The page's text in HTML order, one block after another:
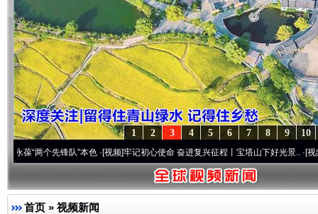
10
9
8
7
6
5
4
3
2
1
先锋队”本色·[视频]牢记初心使命 奋进复兴征程丨宝塔山下好光景..·[视频]因党而
首页 » 视频新闻